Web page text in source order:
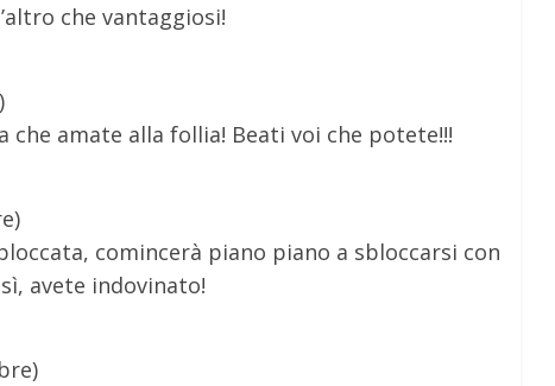
che vantaggiosi!
amate alla follia! Beati voi che potete!!!
comincerà piano piano a sbloccarsi con
avete indovinato!